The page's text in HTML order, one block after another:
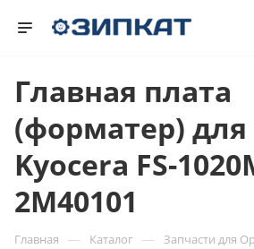
Главная плата
(форматер) для
Kyocera FS-
2M40101
Главная — Каталог — Запчасти для